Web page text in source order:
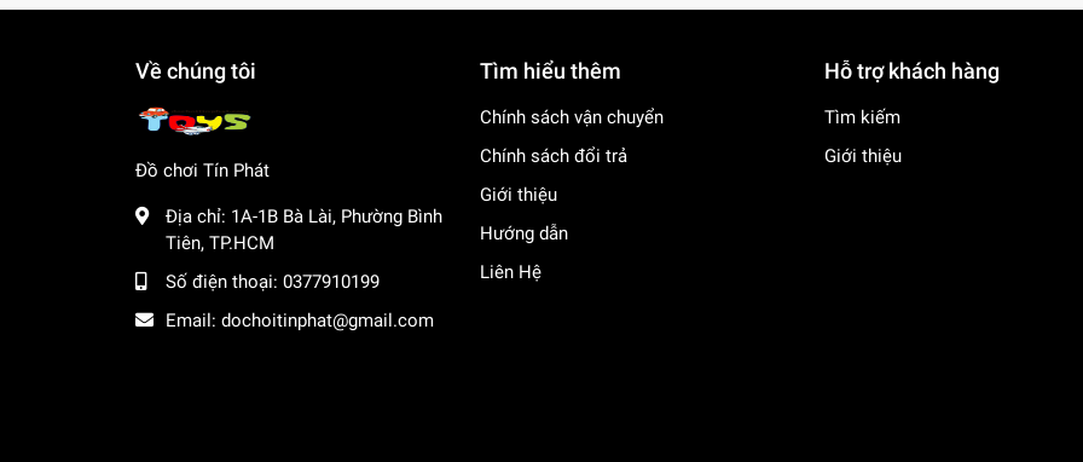
Về chúng tôi
Đồ chơi Tín Phát
Địa chỉ: 1A-1B Bà Lài, Phường Bình
Tiên, TP.HCM
Số điện thoại: 0377910199
Email: dochoitinphat@gmail.com
Tìm hiểu thêm
Chính sách vận chuyển
Chính sách đổi trả
Giới thiệu
Hướng dẫn
Liên Hệ
Hỗ trợ khách hàng
Tìm kiếm
Giới thiệu